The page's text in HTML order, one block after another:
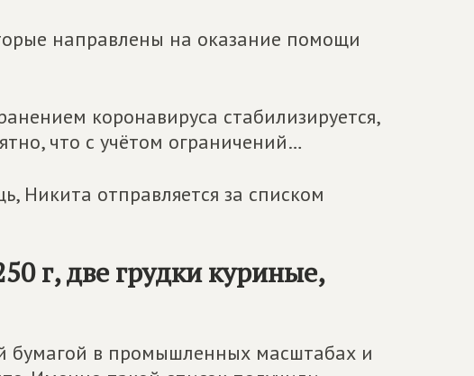
направлены на оказание помощи
коронавируса стабилизируется,
что с учётом ограничений…
Никита отправляется за списком
г, две грудки куриные,
бумагой в промышленных масштабах и